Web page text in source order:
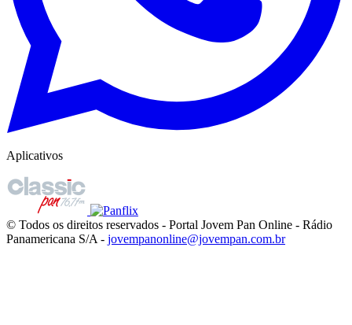
Aplicativos
© Todos os direitos reservados - Portal Jovem Pan Online - Rádio
Panamericana S/A - jovempanonline@jovempan.com.br